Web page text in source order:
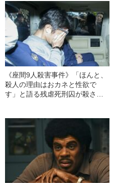
手すぎる一言”とは
《座間9人殺害事件》「ほんと、
殺人の理由はおカネと性欲で
す」と語る残虐死刑囚が殺さな